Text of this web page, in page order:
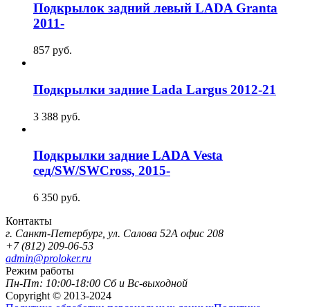
Подкрылок задний левый LADA Granta
2011-
857 руб.
Подкрылки задние Lada Largus 2012-21
3 388 руб.
Подкрылки задние LADA Vesta
сед/SW/SWCross, 2015-
6 350 руб.
Контакты
г. Санкт-Петербург, ул. Салова 52А офис 208
+7 (812) 209-06-53
admin@proloker.ru
Режим работы
Пн-Пт: 10:00-18:00 Сб и Вс-выходной
Copyright © 2013-2024